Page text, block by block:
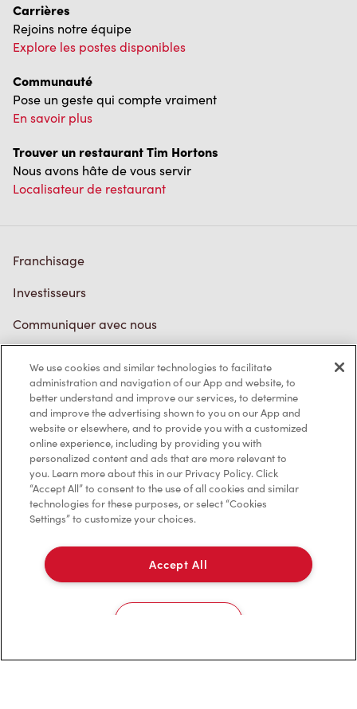
Carrières
Rejoins notre équipe
Explore les postes disponibles
Communauté
Pose un geste qui compte vraiment
En savoir plus
Trouver un restaurant Tim Hortons
Nous avons hâte de vous servir
Localisateur de restaurant
Franchisage
Investisseurs
Communiquer avec nous
Politique de confidentialité
Conditions de service
Marques de commerce
Accessibilité
Diagnostic
We use cookies and similar technologies to facilitate
administration and navigation of our App and website, to
better understand and improve our services, to determine
and improve the advertising shown to you on our App and
website or elsewhere, and to provide you with a customized
online experience, including by providing you with
personalized content and ads that are more relevant to
you. Learn more about this in our Privacy Policy. Click
“Accept All” to consent to the use of all cookies and similar
technologies for these purposes, or select “Cookies
Settings” to customize your choices.
Accept All